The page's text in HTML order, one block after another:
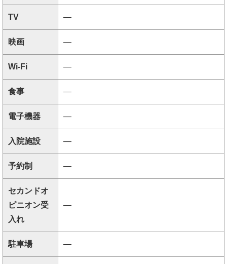
TV ―
映画 ―
Wi-Fi ―
食事 ―
電子機器 ―
入院施設 ―
予約制 ―
セカンドオ
ピニオン受
入れ
―
駐車場 ―